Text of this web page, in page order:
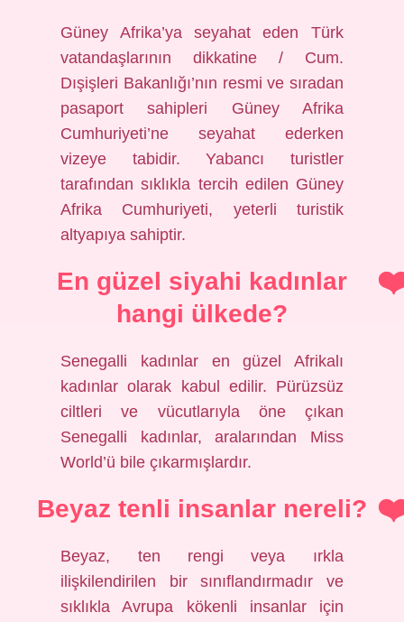
Güney Afrika’ya seyahat eden Türk
vatandaşlarının dikkatine / Cum.
Dışişleri Bakanlığı’nın resmi ve sıradan
pasaport sahipleri Güney Afrika
Cumhuriyeti’ne seyahat ederken
vizeye tabidir. Yabancı turistler
tarafından sıklıkla tercih edilen Güney
Afrika Cumhuriyeti, yeterli turistik
altyapıya sahiptir.
En güzel siyahi kadınlar
hangi ülkede?
Senegalli kadınlar en güzel Afrikalı
kadınlar olarak kabul edilir. Pürüzsüz
ciltleri ve vücutlarıyla öne çıkan
Senegalli kadınlar, aralarından Miss
World’ü bile çıkarmışlardır.
Beyaz tenli insanlar nereli?
Beyaz, ten rengi veya ırkla
ilişkilendirilen bir sınıflandırmadır ve
sıklıkla Avrupa kökenli insanlar için